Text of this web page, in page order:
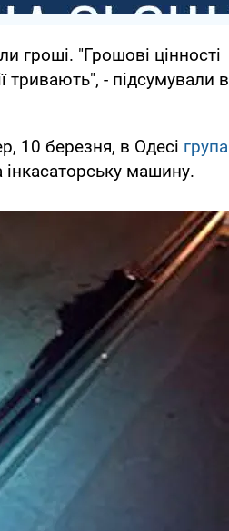
гроші. "Грошові цінності
тривають", - підсумували в
10 березня, в Одесі група
інкасаторську машину.